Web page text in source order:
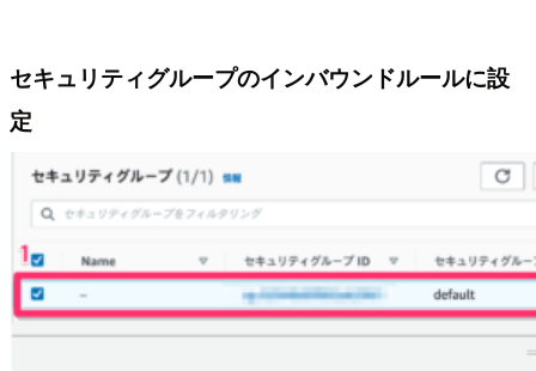
セキュリティグループのインバウンドルールに設
定